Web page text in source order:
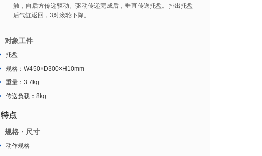
触，向后方传递驱动。驱动传递完成后，垂直传送托盘。排出托盘
后气缸返回，3对滚轮下降。
对象工件
托盘
规格：W450×D300×H10mm
重量：3.7kg
传送负载：8kg
特点
规格・尺寸
动作规格